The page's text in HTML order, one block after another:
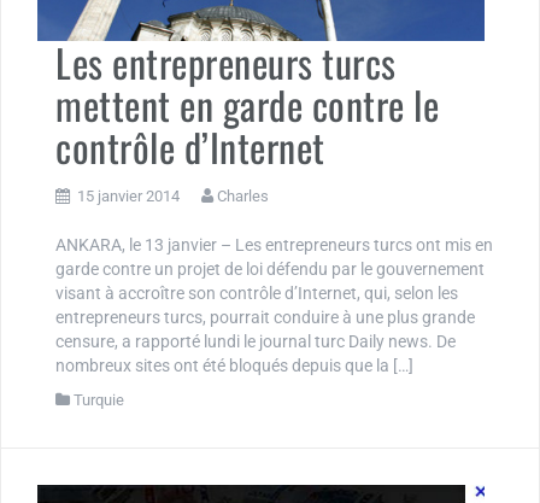
Les entrepreneurs turcs
mettent en garde contre le
contrôle d’Internet
15 janvier 2014 Charles
ANKARA, le 13 janvier – Les entrepreneurs turcs ont mis en
garde contre un projet de loi défendu par le gouvernement
visant à accroître son contrôle d’Internet, qui, selon les
entrepreneurs turcs, pourrait conduire à une plus grande
censure, a rapporté lundi le journal turc Daily news. De
nombreux sites ont été bloqués depuis que la […]
Turquie